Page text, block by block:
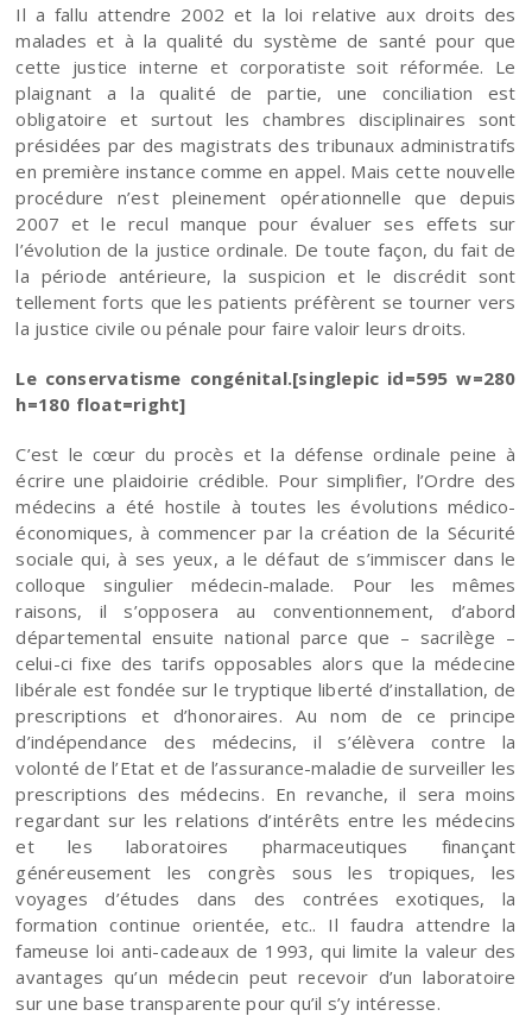
Il a fallu attendre 2002 et la loi relative aux droits des
malades et à la qualité du système de santé pour que
cette justice interne et corporatiste soit réformée. Le
plaignant a la qualité de partie, une conciliation est
obligatoire et surtout les chambres disciplinaires sont
présidées par des magistrats des tribunaux administratifs
en première instance comme en appel. Mais cette nouvelle
procédure n’est pleinement opérationnelle que depuis
2007 et le recul manque pour évaluer ses effets sur
l’évolution de la justice ordinale. De toute façon, du fait de
la période antérieure, la suspicion et le discrédit sont
tellement forts que les patients préfèrent se tourner vers
la justice civile ou pénale pour faire valoir leurs droits.
Le conservatisme congénital.[singlepic id=595 w=280
h=180 float=right]
C’est le cœur du procès et la défense ordinale peine à
écrire une plaidoirie crédible. Pour simplifier, l’Ordre des
médecins a été hostile à toutes les évolutions médico-
économiques, à commencer par la création de la Sécurité
sociale qui, à ses yeux, a le défaut de s’immiscer dans le
colloque singulier médecin-malade. Pour les mêmes
raisons, il s’opposera au conventionnement, d’abord
départemental ensuite national parce que – sacrilège –
celui-ci fixe des tarifs opposables alors que la médecine
libérale est fondée sur le tryptique liberté d’installation, de
prescriptions et d’honoraires. Au nom de ce principe
d’indépendance des médecins, il s’élèvera contre la
volonté de l’Etat et de l’assurance-maladie de surveiller les
prescriptions des médecins. En revanche, il sera moins
regardant sur les relations d’intérêts entre les médecins
et les laboratoires pharmaceutiques finançant
généreusement les congrès sous les tropiques, les
voyages d’études dans des contrées exotiques, la
formation continue orientée, etc.. Il faudra attendre la
fameuse loi anti-cadeaux de 1993, qui limite la valeur des
avantages qu’un médecin peut recevoir d’un laboratoire
sur une base transparente pour qu’il s’y intéresse.